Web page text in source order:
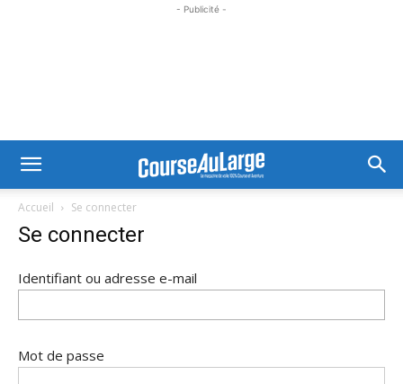
- Publicité -
Accueil Se connecter
Se connecter
Identifiant ou adresse e-mail
Mot de passe